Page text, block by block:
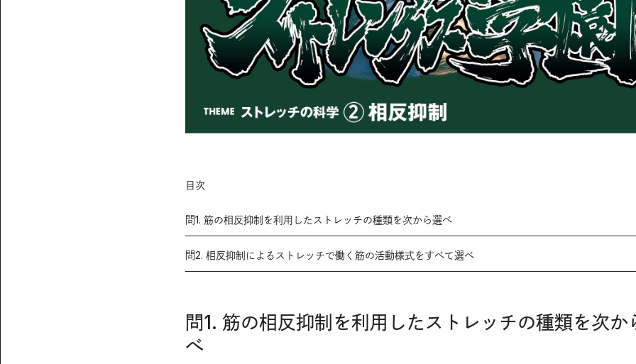
目次
問1. 筋の相反抑制を利用したストレッチの種類を次から選べ
問2. 相反抑制によるストレッチで働く筋の活動様式をすべて選べ
問1. 筋の相反抑制を利用したストレッチの種類を次か
べ